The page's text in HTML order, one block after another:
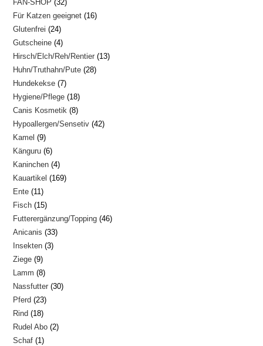
Produkte
FAN-SHOP 3232
Produkte
Für Katzen geeignet 1616
Glutenfrei 2424
Produkte
Gutscheine 44
Produkte
Hirsch/Elch/Reh/Rentier 1313
Huhn/Truthahn/Pute 2828
Hundekekse 77
Produkte
Hygiene/Pflege 1818
Produkte
Canis Kosmetik 88
Produkte
Hypoallergen/Sensetiv 4242
Kamel 99
Produkte
Känguru 66
Produkte
Kaninchen 44
Produkte
Kauartikel 169169
Ente 1111
Produkte
Fisch 1515
Produkte
Futterergänzung/Topping 4646
Anicanis 3333
Insekten 33
Ziege 99
Produkte
Lamm 88
Produkte
Nassfutter 3030
Pferd 2323
Rind 1818
Produkte
Rudel Abo 22
Schaf 11